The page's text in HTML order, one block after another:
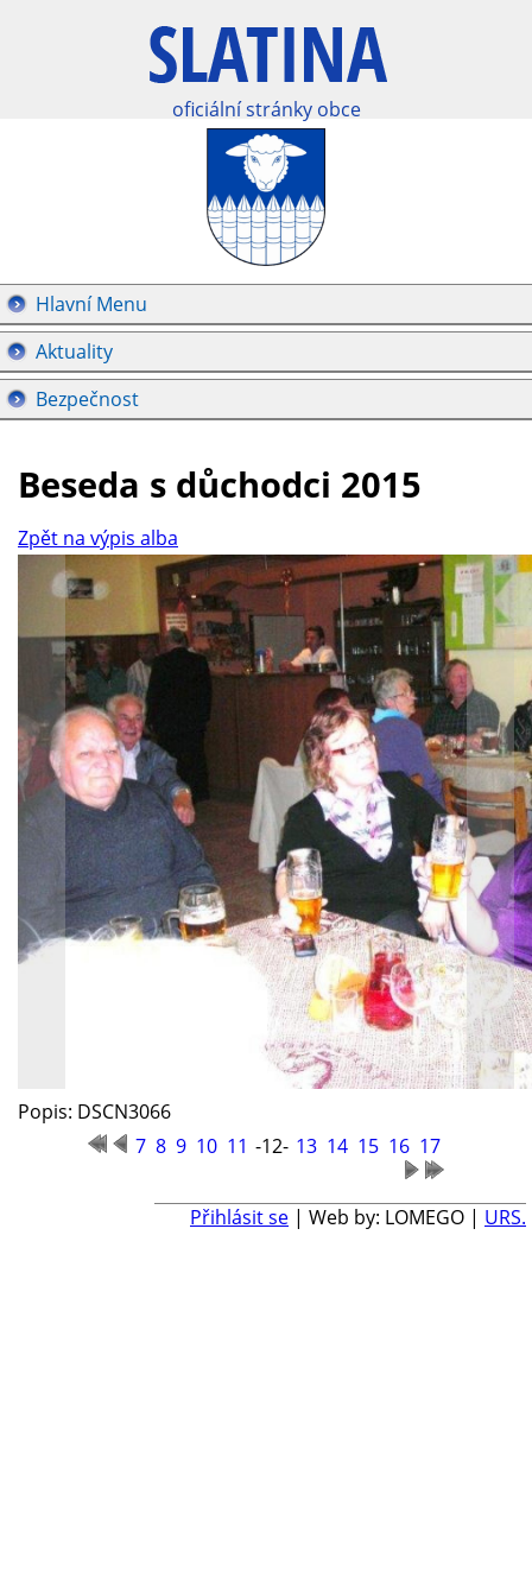
oficiální stránky obce
Hlavní Menu
Aktuality
Bezpečnost
Beseda s důchodci 2015
Zpět na výpis alba
Popis: DSCN3066
7 8 9 10 11 -12- 13 14 15 16 17
Přihlásit se | Web by: LOMEGO | URS.